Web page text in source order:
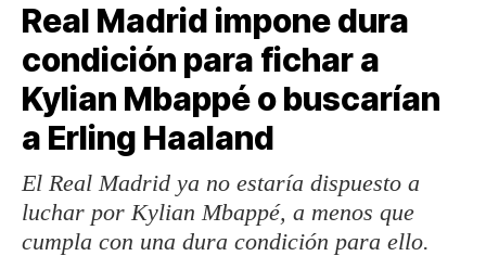
Real Madrid impone dura
condición para fichar a
Kylian Mbappé o buscarían
a Erling Haaland
El Real Madrid ya no estaría dispuesto a
luchar por Kylian Mbappé, a menos que
cumpla con una dura condición para ello.